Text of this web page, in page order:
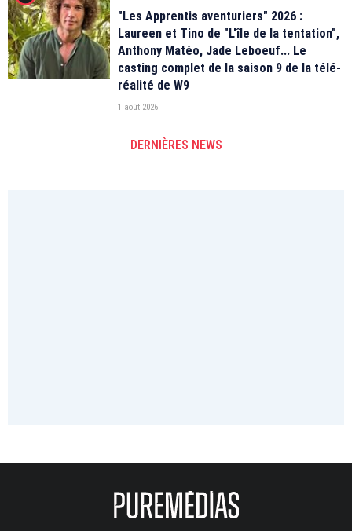
"Les Apprentis aventuriers" 2026 :
Laureen et Tino de "L'île de la tentation",
Anthony Matéo, Jade Leboeuf... Le
casting complet de la saison 9 de la télé-
réalité de W9
1 août 2026
DERNIÈRES NEWS